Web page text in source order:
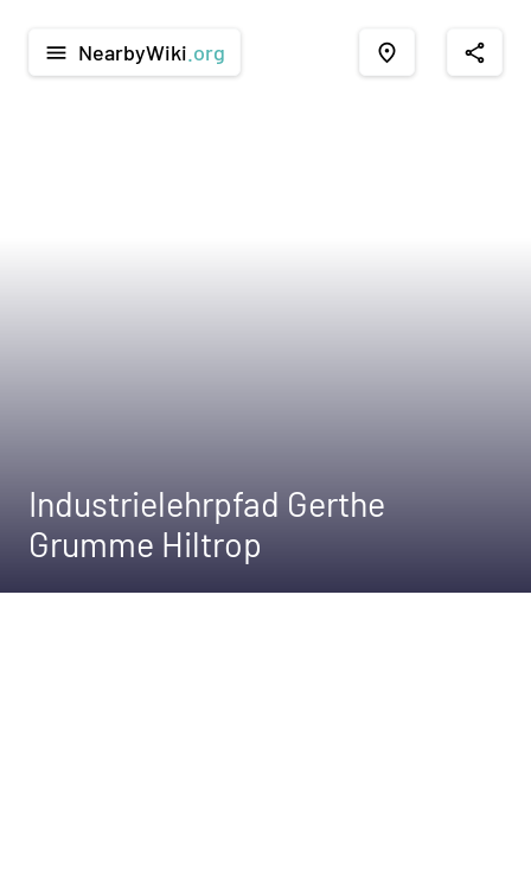
menu NearbyWiki .org place share
Industrielehrpfad Gerthe
Grumme Hiltrop